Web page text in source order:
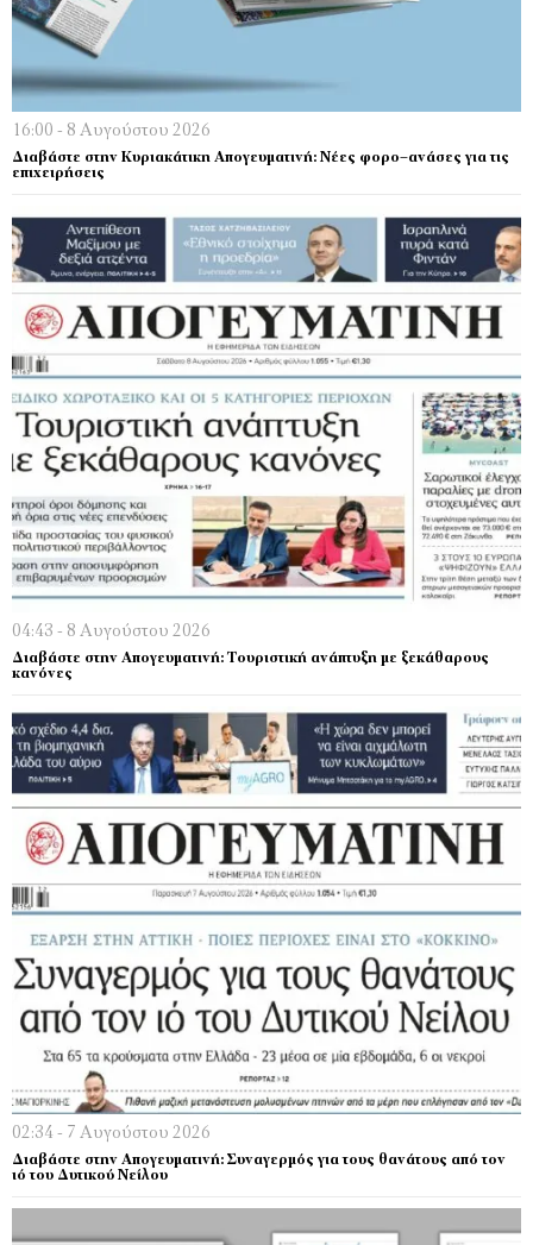
16:00 - 8 Αυγούστου 2026
Διαβάστε στην Κυριακάτικη Απογευματινή: Νέες φορο–ανάσες για τις
επιχειρήσεις
04:43 - 8 Αυγούστου 2026
Διαβάστε στην Απογευματινή: Τουριστική ανάπτυξη με ξεκάθαρους
κανόνες
02:34 - 7 Αυγούστου 2026
Διαβάστε στην Απογευματινή: Συναγερμός για τους θανάτους από τον
ιό του Δυτικού Νείλου